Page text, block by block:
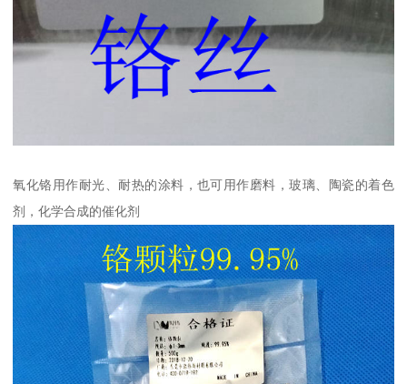
氧化铬用作耐光、耐热的涂料，也可用作磨料，玻璃、陶瓷的着色
剂，化学合成的催化剂